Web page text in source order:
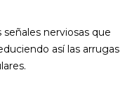
nerviosas que
así las arrugas